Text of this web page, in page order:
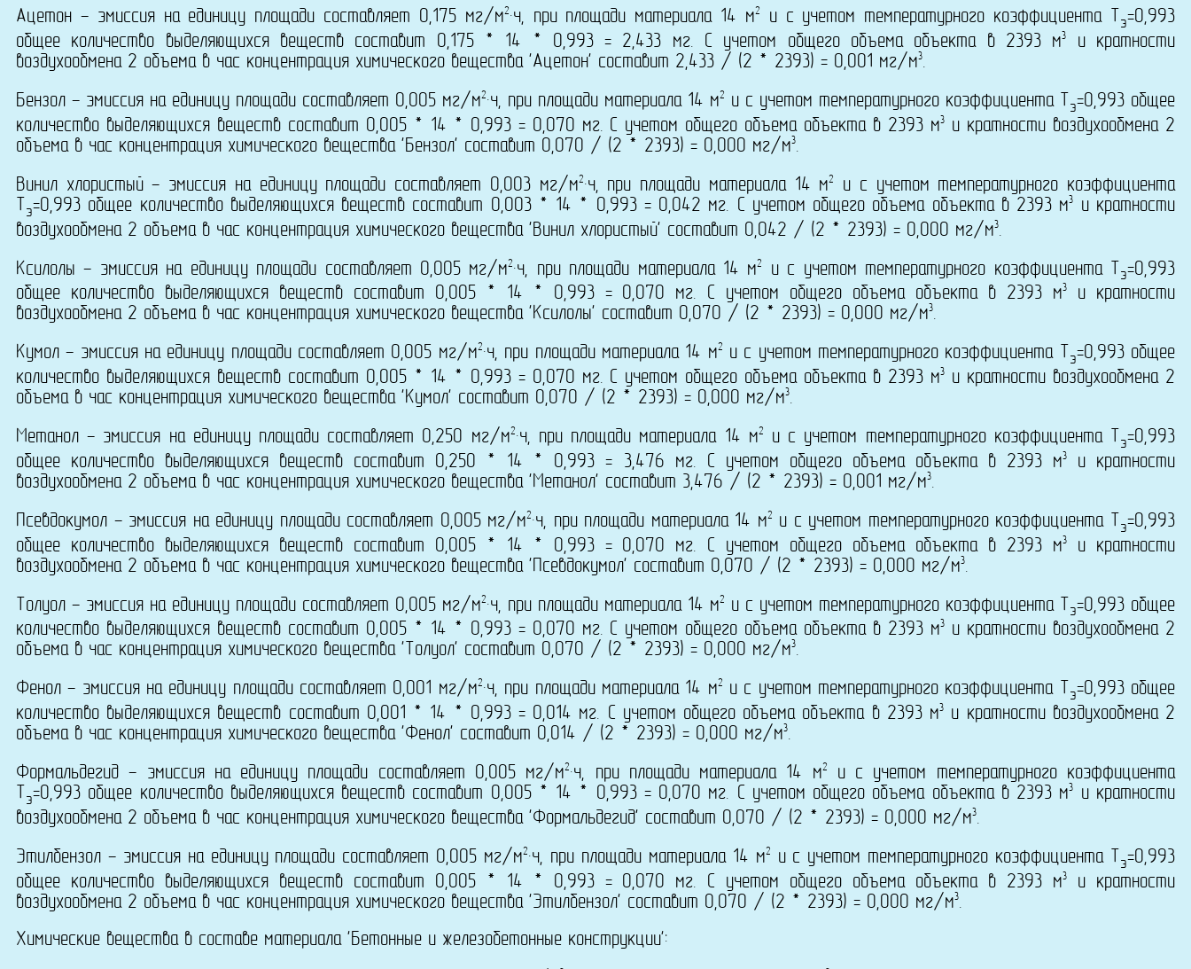
Ацетон - эмиссия на единицу площади составляет 0,175 мг/м2·ч, при площади материала 14 м2 и с учетом температурного коэффициента T э=0,993
общее количество выделяющихся веществ составит 0,175 * 14 * 0,993 = 2,433 мг. С учетом общего объема объекта в 2393 м3
и кратности
воздухообмена 2 объема в час концентрация химического вещества 'Ацетон' составит 2,433 / (2 * 2393) = 0,001 мг/м3.
Бензол - эмиссия на единицу площади составляет 0,005 мг/м2·ч, при площади материала 14 м2 и с учетом температурного коэффициента T э=0,993 общее
количество выделяющихся веществ составит 0,005 * 14 * 0,993 = 0,070 мг. С учетом общего объема объекта в 2393 м3
и кратности воздухообмена 2
объема в час концентрация химического вещества 'Бензол' составит 0,070 / (2 * 2393) = 0,000 мг/м3.
Винил хлористый - эмиссия на единицу площади составляет 0,003 мг/м2·ч, при площади материала 14 м2
и с учетом температурного коэффициента
T э=0,993 общее количество выделяющихся веществ составит 0,003 * 14 * 0,993 = 0,042 мг. С учетом общего объема объекта в 2393 м3
и кратности
воздухообмена 2 объема в час концентрация химического вещества 'Винил хлористый' составит 0,042 / (2 * 2393) = 0,000 мг/м3.
Ксилолы - эмиссия на единицу площади составляет 0,005 мг/м2·ч, при площади материала 14 м2 и с учетом температурного коэффициента T э=0,993
общее количество выделяющихся веществ составит 0,005 * 14 * 0,993 = 0,070 мг. С учетом общего объема объекта в 2393 м3
и кратности
воздухообмена 2 объема в час концентрация химического вещества 'Ксилолы' составит 0,070 / (2 * 2393) = 0,000 мг/м3.
Кумол - эмиссия на единицу площади составляет 0,005 мг/м2·ч, при площади материала 14 м2 и с учетом температурного коэффициента T э=0,993 общее
количество выделяющихся веществ составит 0,005 * 14 * 0,993 = 0,070 мг. С учетом общего объема объекта в 2393 м3
и кратности воздухообмена 2
объема в час концентрация химического вещества 'Кумол' составит 0,070 / (2 * 2393) = 0,000 мг/м3.
Метанол - эмиссия на единицу площади составляет 0,250 мг/м2·ч, при площади материала 14 м2 и с учетом температурного коэффициента T э=0,993
общее количество выделяющихся веществ составит 0,250 * 14 * 0,993 = 3,476 мг. С учетом общего объема объекта в 2393 м3и кратности
воздухообмена 2 объема в час концентрация химического вещества 'Метанол' составит 3,476 / (2 * 2393) = 0,001 мг/м3.
Псевдокумол - эмиссия на единицу площади составляет 0,005 мг/м2·ч, при площади материала 14 м2 и с учетом температурного коэффициента T э=0,993
общее количество выделяющихся веществ составит 0,005 * 14 * 0,993 = 0,070 мг. С учетом общего объема объекта в 2393 м3
и кратности
воздухообмена 2 объема в час концентрация химического вещества 'Псевдокумол' составит 0,070 / (2 * 2393) = 0,000 мг/м3.
Толуол - эмиссия на единицу площади составляет 0,005 мг/м2·ч, при площади материала 14 м2 и с учетом температурного коэффициента T э=0,993 общее
количество выделяющихся веществ составит 0,005 * 14 * 0,993 = 0,070 мг. С учетом общего объема объекта в 2393 м3
и кратности воздухообмена 2
объема в час концентрация химического вещества 'Толуол' составит 0,070 / (2 * 2393) = 0,000 мг/м3.
Фенол - эмиссия на единицу площади составляет 0,001 мг/м2·ч, при площади материала 14 м2 и с учетом температурного коэффициента T э=0,993 общее
количество выделяющихся веществ составит 0,001 * 14 * 0,993 = 0,014 мг. С учетом общего объема объекта в 2393 м3
и кратности воздухообмена 2
объема в час концентрация химического вещества 'Фенол' составит 0,014 / (2 * 2393) = 0,000 мг/м3.
Формальдегид - эмиссия на единицу площади составляет 0,005 мг/м2·ч, при площади материала 14 м2
и с учетом температурного коэффициента
T э=0,993 общее количество выделяющихся веществ составит 0,005 * 14 * 0,993 = 0,070 мг. С учетом общего объема объекта в 2393 м3
и кратности
воздухообмена 2 объема в час концентрация химического вещества 'Формальдегид' составит 0,070 / (2 * 2393) = 0,000 мг/м3.
Этилбензол - эмиссия на единицу площади составляет 0,005 мг/м2·ч, при площади материала 14 м2 и с учетом температурного коэффициента T э=0,993
общее количество выделяющихся веществ составит 0,005 * 14 * 0,993 = 0,070 мг. С учетом общего объема объекта в 2393 м3
и кратности
воздухообмена 2 объема в час концентрация химического вещества 'Этилбензол' составит 0,070 / (2 * 2393) = 0,000 мг/м3.
Химические вещества в составе материала 'Бетонные и железобетонные конструкции':